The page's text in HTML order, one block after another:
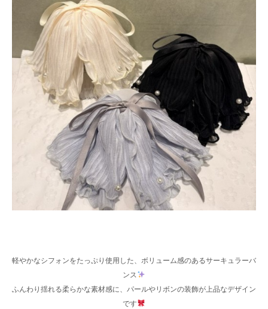
軽やかなシフォンをたっぷり使用した、ボリューム感のあるサーキュラーバ
ンス
ふんわり揺れる柔らかな素材感に、パールやリボンの装飾が上品なデザイン
です